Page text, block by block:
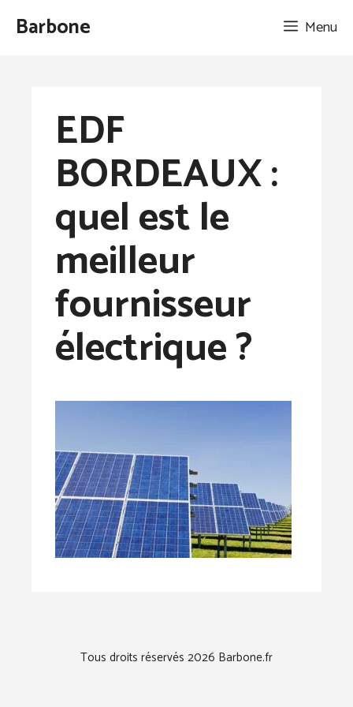
AllerBarbone Menu
EDF
BORDEAUX :
quel est le
meilleur
fournisseur
électrique ?
Tous droits réservés 2026 Barbone.fr